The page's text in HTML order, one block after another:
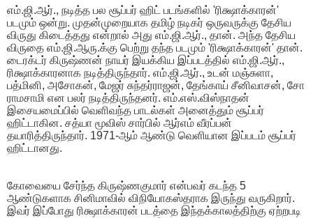
எம்.ஜி.ஆர்., நடித்த பல சூப்பர் ஹிட் படங்களில் 'ரிக்ஷாக்காரன்'
படமும் ஒன்று. முதன்முறையாக தமிழ் நடிகர் ஒருவருக்கு தேசிய
விருது கிடைத்தது என்றால் அது எம்.ஜி.ஆர்., தான். அந்த தேசிய
விருதை எம்.ஜி.ஆரு.க்கு பெற்று தந்த படமும் 'ரிக்ஷாக்காரன்' தான்.
டைரக்டர் கிருஷ்ணன் நாயர் இயக்கிய இப்படத்தில் எம்.ஜி.ஆர்.,
ரிக்ஷாக்காரனாக நடித்திருந்தார். எம்.ஜி.ஆர்., உடன் மஞ்சுளா,
பத்மினி, அசோகன், மேஜர் சுந்தர்ராஜன், தேங்காய் சீனிவாசன், சோ
ராமசாமி என பலர் நடித்திருந்தனர். எம்.எஸ்.விஸ்நாதன்
இசையமைப்பில் வெளிவந்த பாடல்கள் அனைத்தும் சூப்பர்
ஹிட்டாகின. சத்யா மூவிஸ் சார்பில் ஆர்எம் வீரப்பன்
தயாரித்திருந்தார். 1971-ஆம் ஆண்டு வெளியான இப்படம் சூப்பர்
ஹிட்டானது.
கோவையை சேர்ந்த கிருஷ்ணகுமார் என்பவர் கடந்த 5
ஆண்டுகளாக சினிமாவில் விநியோகஸ்தராக இருந்து வருகிறார்.
இவர் இப்போது ரிக்ஷாக்காரன் படத்தை இந்தக்காலத்திற்கு ஏற்றபடி